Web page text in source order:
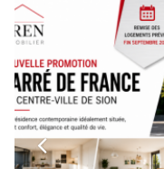
hochwertig